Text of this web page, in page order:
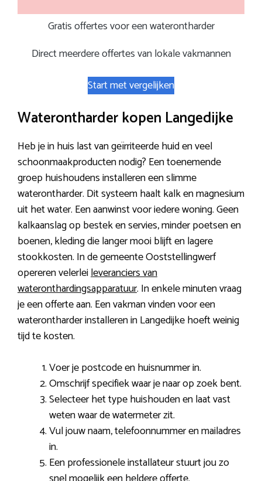
Gratis offertes voor een waterontharder
Direct meerdere offertes van lokale vakmannen
Start met vergelijken
Waterontharder kopen Langedijke
Heb je in huis last van geïrriteerde huid en veel
schoonmaakproducten nodig? Een toenemende
groep huishoudens installeren een slimme
waterontharder. Dit systeem haalt kalk en magnesium
uit het water. Een aanwinst voor iedere woning. Geen
kalkaanslag op bestek en servies, minder poetsen en
boenen, kleding die langer mooi blijft en lagere
stookkosten. In de gemeente Ooststellingwerf
opereren velerleileveranciers van
wateronthardingsapparatuur. In enkele minuten vraag
je een offerte aan. Een vakman vinden voor een
waterontharder installeren in Langedijke hoeft weinig
tijd te kosten.
Voer je postcode en huisnummer in.
Omschrijf specifiek waar je naar op zoek bent.
Selecteer het type huishouden en laat vast
weten waar de watermeter zit.
Vul jouw naam, telefoonnummer en mailadres
in.
Een professionele installateur stuurt jou zo